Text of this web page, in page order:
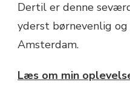
Dertil er denne
yderst børnevenlig
Amsterdam.
Læs om min